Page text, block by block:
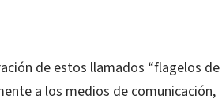
de estos llamados “flagelos de
a los medios de comunicación,